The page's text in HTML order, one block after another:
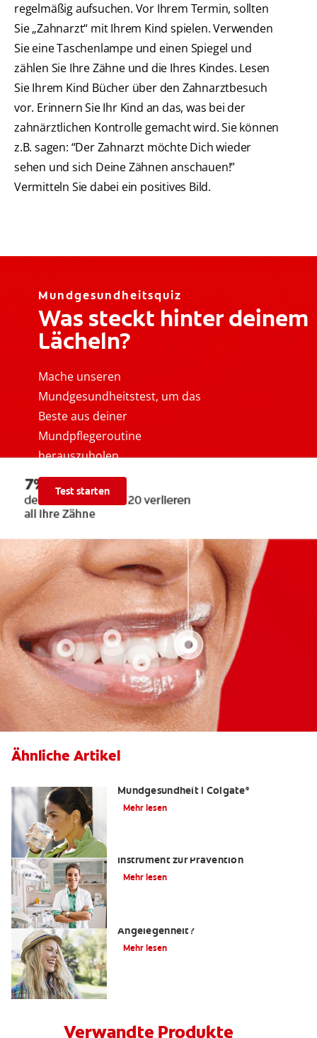
regelmäßig aufsuchen. Vor Ihrem Termin, sollten
Sie „Zahnarzt“ mit Ihrem Kind spielen. Verwenden
Sie eine Taschenlampe und einen Spiegel und
zählen Sie Ihre Zähne und die Ihres Kindes. Lesen
Sie Ihrem Kind Bücher über den Zahnarztbesuch
vor. Erinnern Sie Ihr Kind an das, was bei der
zahnärztlichen Kontrolle gemacht wird. Sie können
z.B. sagen: “Der Zahnarzt möchte Dich wieder
sehen und sich Deine Zähnen anschauen!”
Vermitteln Sie dabei ein positives Bild.
Mundgesundheitsquiz
Was steckt hinter deinem
Lächeln?
Mache unseren
Mundgesundheitstest, um das
Beste aus deiner
Mundpflegeroutine
herauszuholen.
Test starten
Ähnliche Artikel
Mundgesundheit | Colgate®
Mehr lesen
Instrument zur Prävention
Mehr lesen
Angelegenheit?
Mehr lesen
Verwandte Produkte